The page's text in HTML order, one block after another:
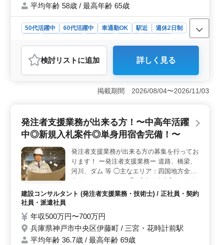
管理業務経験者の方、お気軽にお問い合わせ
下さい♪
平均年齢 58歳 / 最高年齢 65歳
50代活躍中 60代活躍中 車通勤OK 駅近
週休2日制
おすすめポイント
＜中高年活躍中＞ 50代、60代の方が多数活躍している
職場で、中高年の方も安心して働ける環境です。これま
での経験を活かし、即戦力として活躍することができま
ート充実＞ 週休2日制で土日祝日が休みのため、仕事と
プライベートの両立が可能です。年間休日が充実してお
とができます。残業も月平均10時間程度と少なめなの
で、体力的な負担も少ないです。 ＜高待遇と充実し
た福利厚生＞ 年収500万円から700万円と高待遇であ
り、社会保険も完備されています。車通勤も可能で、交
通費は全額支給されます。1級土木施工管理技士や技術
士、RCCM資格をお持ちの方は条件面で優遇されるた
め、資格を活かして高収入を目指すことができます。
検討リスト に追加 詳しく見る
掲載期間 2026/08/04〜2026/11/03
発注者支援業務が出来る方！〜中高年活躍
中◎新規入札案件◎単身用宿舎完備！〜
発注者支援業務が出来る方の募集を行ってお
ります！ ー発注者支援業務ー 道路、橋梁、
河川、ダム 等 ◯主なエリア：四国地方全域
者支援業務(工事監督支援業務) ・工事管理
・資料作成業務 等 《条件面優遇資格》 ・技
術士(種類不問) ・RCCM(種類不問) ＊備考＊
資格手当支給・単身赴任宿舎完備・週休2日
建設コンサルタント (発注者支援業務・技術士) / 正社員・契約
社員・派遣社員
年収500万円〜700万円
兵庫県神戸市中央区伊藤町 / 三宮・花時計前駅
平均年齢 36.7歳 / 最高年齢 69歳